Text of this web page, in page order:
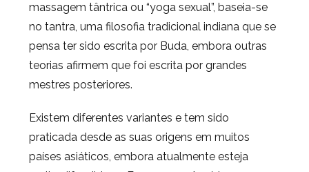
massagem tântrica ou “yoga sexual”, baseia-se
no tantra, uma filosofia tradicional indiana que se
pensa ter sido escrita por Buda, embora outras
teorias afirmem que foi escrita por grandes
mestres posteriores.
Existem diferentes variantes e tem sido
praticada desde as suas origens em muitos
países asiáticos, embora atualmente esteja